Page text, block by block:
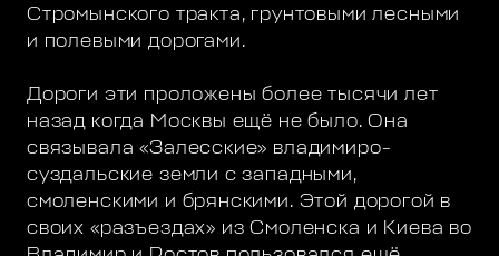
Стромынского тракта, грунтовыми лесными
и полевыми дорогами.
Дороги эти проложены более тысячи лет
назад когда Москвы ещё не было. Она
связывала «Залесские» владимиро-
суздальские земли с западными,
смоленскими и брянскими. Этой дорогой в
своих «разъездах» из Смоленска и Киева во